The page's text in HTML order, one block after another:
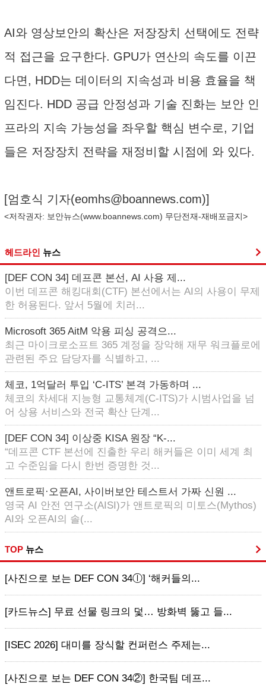
AI와 영상보안의 확산은 저장장치 선택에도 전략
적 접근을 요구한다. GPU가 연산의 속도를 이끈
다면, HDD는 데이터의 지속성과 비용 효율을 책
임진다. HDD 공급 안정성과 기술 진화는 보안 인
프라의 지속 가능성을 좌우할 핵심 변수로, 기업
들은 저장장치 전략을 재정비할 시점에 와 있다.
[엄호식 기자(eomhs@boannews.com)]
<저작권자: 보안뉴스(www.boannews.com) 무단전재-재배포금지>
헤드라인 뉴스
[DEF CON 34] 데프콘 본선, AI 사용 제...
이번 데프콘 해킹대회(CTF) 본선에서는 AI의 사용이 무제
한 허용된다. 앞서 5월에 치러...
Microsoft 365 AitM 악용 피싱 공격으...
최근 마이크로소프트 365 계정을 장악해 재무 워크플로에
관련된 주요 담당자를 식별하고, ...
체코, 1억달러 투입 ‘C-ITS’ 본격 가동하며 ...
체코의 차세대 지능형 교통체계(C-ITS)가 시범사업을 넘
어 상용 서비스와 전국 확산 단계...
[DEF CON 34] 이상중 KISA 원장 “K-...
“데프콘 CTF 본선에 진출한 우리 해커들은 이미 세계 최
고 수준임을 다시 한번 증명한 것...
앤트로픽·오픈AI, 사이버보안 테스트서 가짜 신원 ...
영국 AI 안전 연구소(AISI)가 앤트로픽의 미토스(Mythos)
AI와 오픈AI의 솔(...
TOP 뉴스
[사진으로 보는 DEF CON 34ⓛ] ‘해커들의...
[카드뉴스] 무료 선물 링크의 덫… 방화벽 뚫고 들...
[ISEC 2026] 대미를 장식할 컨퍼런스 주제는...
[사진으로 보는 DEF CON 34②] 한국팀 데프...